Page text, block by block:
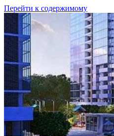
Перейти к содержимому